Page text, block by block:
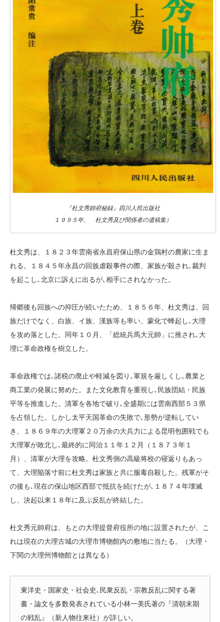
『杜文秀帥府秘録』四川人民出版社
１９９５年、 杜文秀及び関係者の遺稿集）
杜文秀は、１８２３年雲南省永昌府保山県の金鶏村の農家に生ま
れる。１８４５年永昌の回族虐殺事件の際、家族が殺され､裁判
を起こし､北京に訴えに出るが､相手にされなかった。
帰郷後も回族への抑圧が続いたため、１８５６年、杜文秀は、回
族だけでなく、白族、イ族、漢族等も率い、蒙化で蜂起し､大理
を攻め落とした。同年１０月、「総統兵馬大元帥」に推され､大
理に革命政権を樹立した。
革命政権では､諸税の廃止や軽減を図り､軍規を厳しくし､農業と
商工業の発展に努めた。また文化教育を重視し､民族団結・民族
平等を推進した。清軍を各地で破り､全盛期には雲南西部５３県
を占領した。しかし太平天国革命の失敗で､形勢が逆転してい
き、１８６９年の大理軍２０万余の大兵力による昆明包囲戦でも
大理軍が敗北し､最終的に同治１１年１２月（１８７３年１
月）、清軍が大理を攻略。杜文秀側の高級将校の寝返りもあっ
て、大理陥落寸前に杜文秀は家族と共に服毒自殺した。残軍がそ
の後も､現在の保山地区西部で抵抗を続けたが､１８７４年壊滅
し、決起以来１８年に及ぶ反乱が終結した。
杜文秀元帥府は、もとの大理提督府役所の地に設置されたが、こ
れは現在の大理古城の大理市博物館内の敷地に当たる。（大理・
下関の大理州博物館とは異なる）
東洋史・国家史・社会史､民衆反乱・宗教反乱に関する著
書・論文を多数発表されている小林一美氏著の『清朝末期
の戦乱』（新人物往来社）が詳しい。